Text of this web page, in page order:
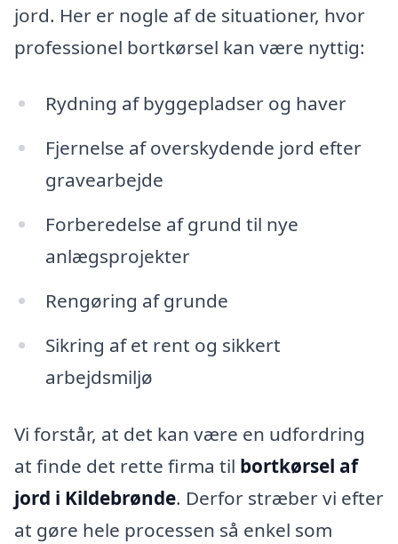
jord. Her er nogle af de situationer, hvor
professionel bortkørsel kan være nyttig:
Rydning af byggepladser og haver
Fjernelse af overskydende jord efter
gravearbejde
Forberedelse af grund til nye
anlægsprojekter
Rengøring af grunde
Sikring af et rent og sikkert
arbejdsmiljø
Vi forstår, at det kan være en udfordring
at finde det rette firma til bortkørsel af
jord i Kildebrønde. Derfor stræber vi efter
at gøre hele processen så enkel som